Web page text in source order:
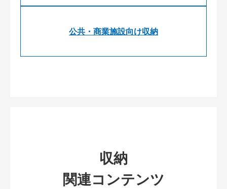
公共・商業施設向け収納
収納
関連コンテンツ